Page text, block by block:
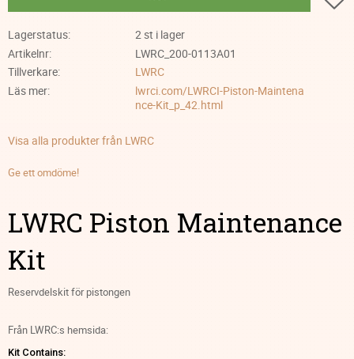
Lagerstatus
2 st i lager
Artikelnr
LWRC_200-0113A01
Tillverkare
LWRC
Läs mer
lwrci.com/LWRCI-Piston-Maintena
nce-Kit_p_42.html
Visa alla produkter från LWRC
Ge ett omdöme!
LWRC Piston Maintenance
Kit
Reservdelskit för pistongen
Från LWRC:s hemsida:
Kit Contains: